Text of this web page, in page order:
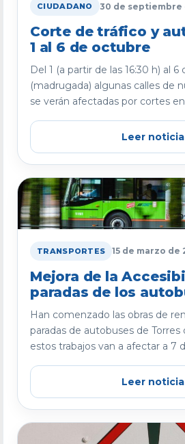
CIUDADANO 30 de septiembre
Corte de tráfico y
1 al 6 de octubre
Del 1 (a partir de las 16:30 h) al
(madrugada) algunas calles de
se verán afectadas por cortes
Leer noticia
TRANSPORTES 15 de marzo de
Mejora de la
paradas de los
Han comenzado las obras de
paradas de autobuses de Torres
estos trabajos van a afectar a 7
Leer noticia